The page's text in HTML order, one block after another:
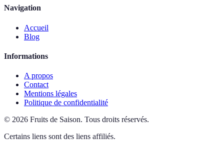
Navigation
Accueil
Blog
Informations
A propos
Contact
Mentions légales
Politique de confidentialité
© 2026 Fruits de Saison. Tous droits réservés.
Certains liens sont des liens affiliés.